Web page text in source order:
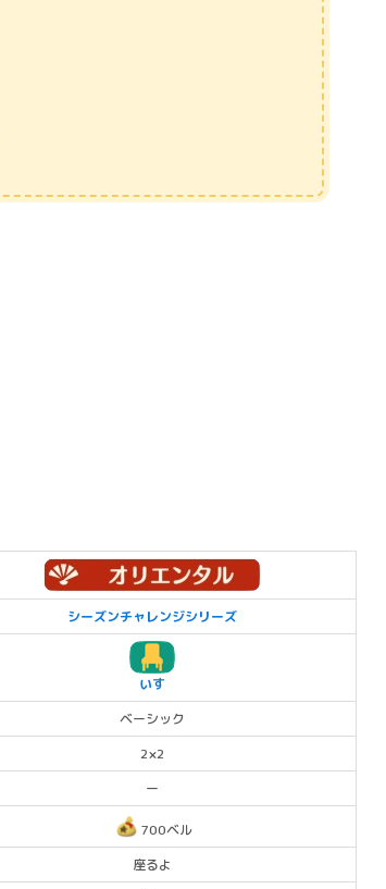
シーズンチャレンジシリーズ
いす
ベーシック
2×2
ー
700ベル
座るよ